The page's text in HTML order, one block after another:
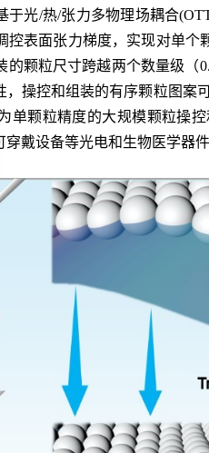
于光/热/张力多物理场耦合
控表面张力梯度，实现对单
的颗粒尺寸跨越两个数量级（
操控和组装的有序颗粒图
单颗粒精度的大规模颗粒操
戴设备等光电和生物医学器